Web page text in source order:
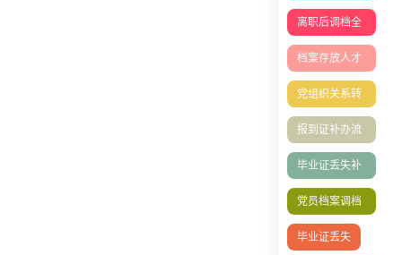
么存档人才中
心？
离职后调档全
攻略
档案存放人才
中心
党组织关系转
移指南
报到证补办流
程
毕业证丢失补
办
党员档案调档
函
毕业证丢失